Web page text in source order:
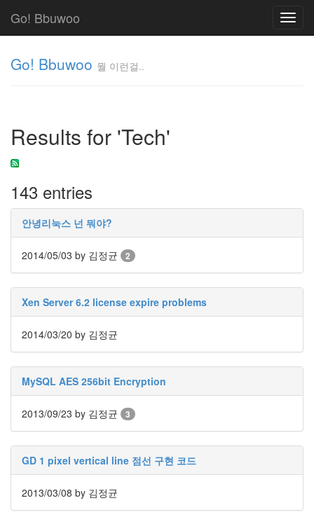
Go! Bbuwoo
Go! Bbuwoo 뭘 이런걸..
Results for 'Tech'
143 entries
안녕리눅스 넌 뭐야?
2014/05/03 by 김정균 2
Xen Server 6.2 license expire problems
2014/03/20 by 김정균
MySQL AES 256bit Encryption
2013/09/23 by 김정균 3
GD 1 pixel vertical line 점선 구현 코드
2013/03/08 by 김정균
걸..
김
정
균
Cloud
녕
스
AnNyung
Firefox
군
표
L10N